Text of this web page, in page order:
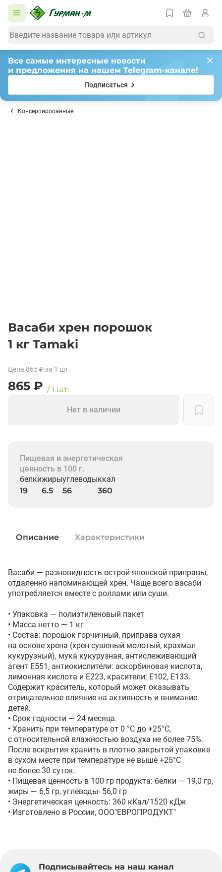
Все самые интересные новости
и предложения на нашем Telegram-канале!
Подписаться
Консервированные
Васаби хрен порошок
1 кг Tamaki
Цена 865₽ за 1 шт.
865 ₽ /1 шт.
Нет в наличии
Пищевая и энергетическая
ценность в 100 г.
белки
19
жиры
6.5
углеводы
56
ккал
360
Описание Характеристики
Васаби — разновидность острой японской приправы,
отдаленно напоминающей хрен. Чаще всего васаби
употребляется вместе с роллами или суши.
• Упаковка — полиэтиленовый пакет
• Масса нетто — 1 кг
• Состав: порошок горчичный, приправа сухая
на основе хрена (хрен сушеный молотый, крахмал
кукурузный), мука кукурузная, антислеживающий
агент Е551, антиокислители: аскорбиновая кислота,
лимонная кислота и Е223, красители: Е102, Е133.
Содержит краситель, который может оказывать
отрицательное влияние на активность и внимание
детей.
• Срок годности — 24 месяца.
• Хранить при температуре от 0 °C до +25°С,
с относительной влажностью воздуха не более 75%.
После вскрытия хранить в плотно закрытой упаковке
в сухом месте при температуре не выше +25°С
не более 30 суток.
• Пищевая ценность в 100 гр продукта: белки — 19,0 гр,
жиры — 6,5 гр, углеводы- 56,0 гр
• Энергетическая ценность: 360 кКал/1520 кДж
• Изготовлено в России, ООО"ЕВРОПРОДУКТ"
Подписывайтесь на наш канал